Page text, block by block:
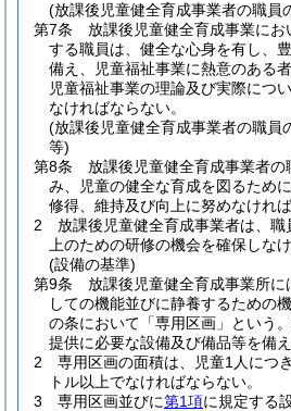
(放課後児童健全育成事業者の職員
第7条
放課後児童健全育成事業に
する職員は、健全な心身を有し、
備え、児童福祉事業に熱意のある
児童福祉事業の理論及び実際につ
なければならない。
(放課後児童健全育成事業者の職員
等)
第8条
放課後児童健全育成事業者
み、児童の健全な育成を図るため
修得、維持及び向上に努めなければ
2
放課後児童健全育成事業者は、職
上のための研修の機会を確保しな
(設備の基準)
第9条
放課後児童健全育成事業所に
しての機能並びに静養するための
の条において「専用区画」という
提供に必要な設備及び備品等を備
2
専用区画の面積は、児童1人につ
トル以上でなければならない。
3
専用区画並びに第1項に規定する